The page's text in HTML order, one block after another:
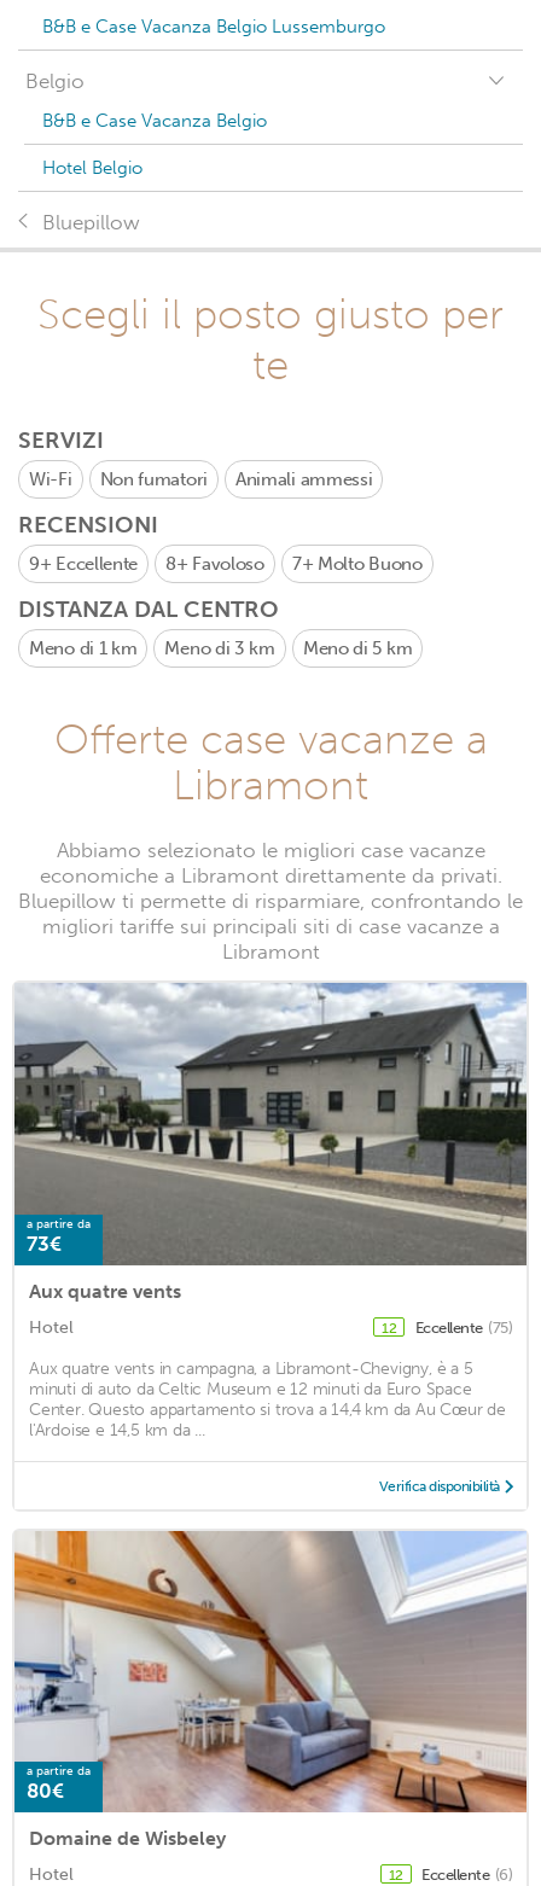
B&B e Case Vacanza Belgio Lussemburgo
Belgio
B&B e Case Vacanza Belgio
Hotel Belgio
Bluepillow
Scegli il posto giusto per
te
SERVIZI
Wi-Fi Non fumatori Animali ammessi
RECENSIONI
9+ Eccellente 8+ Favoloso 7+ Molto Buono
DISTANZA DAL CENTRO
Meno di 1 km Meno di 3 km Meno di 5 km
Offerte case vacanze a
Libramont
Abbiamo selezionato le migliori case vacanze
economiche a Libramont direttamente da privati.
Bluepillow ti permette di risparmiare, confrontando le
migliori tariffe sui principali siti di case vacanze a
Libramont
a partire da
73€
Aux quatre vents
Hotel 12 Eccellente (75)
Aux quatre vents in campagna, a Libramont-Chevigny, è a 5
minuti di auto da Celtic Museum e 12 minuti da Euro Space
Center. Questo appartamento si trova a 14,4 km da Au Cœur de
l'Ardoise e 14,5 km da ...
Verifica disponibilità
a partire da
80€
Domaine de Wisbeley
Hotel 12 Eccellente (6)